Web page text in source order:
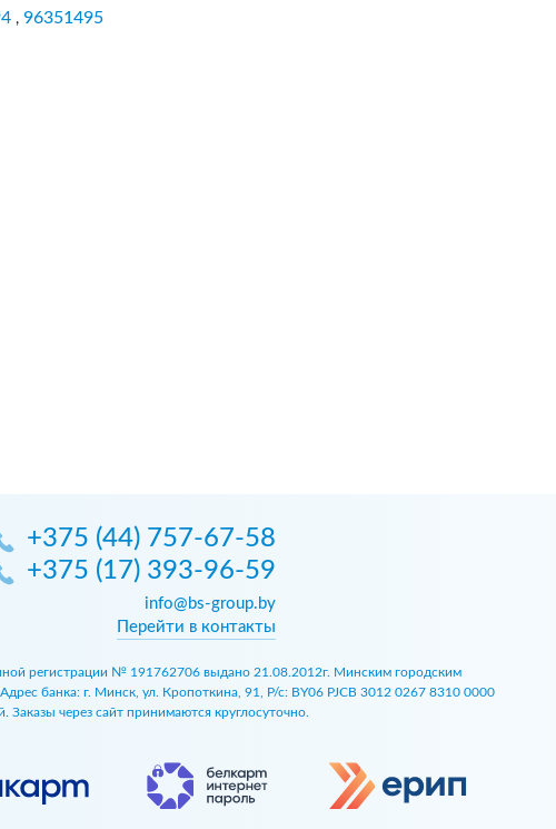
, 96351495
+375 (44) 757-67-58
+375 (17) 393-96-59
info@bs-group.by
Перейти в контакты
регистрации № 191762706 выдано 21.08.2012г. Минским городским
банка: г. Минск, ул. Кропоткина, 91, Р/с: BY06 PJCB 3012 0267 8310 0000
через сайт принимаются круглосуточно.